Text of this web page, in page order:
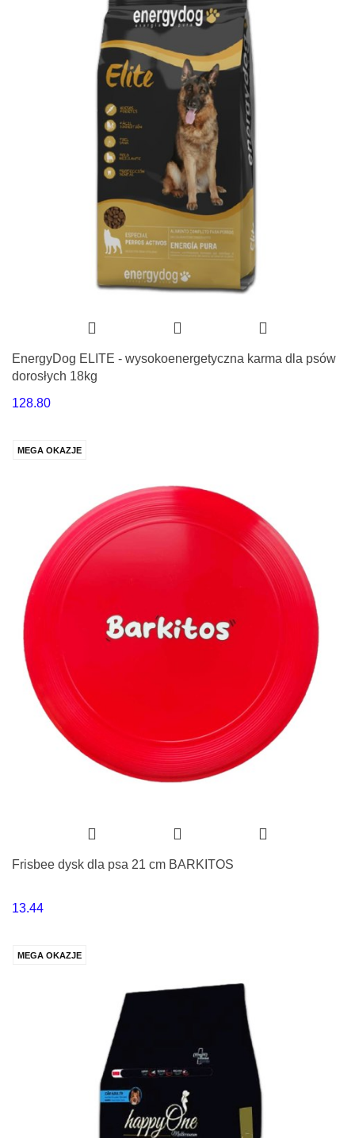
EnergyDog ELITE - wysokoenergetyczna karma dla psów
dorosłych 18kg
128.80
MEGA OKAZJE
Frisbee dysk dla psa 21 cm BARKITOS
13.44
MEGA OKAZJE